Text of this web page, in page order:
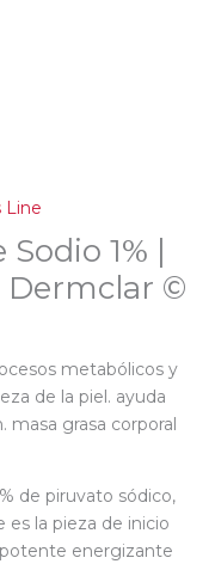
Line
1% |
Dermclar ©
metabólicos y
de la piel. ayuda
grasa corporal
de piruvato sódico,
es la pieza de inicio
energizante